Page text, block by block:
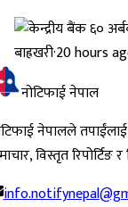
बाह्रखरी·20 hours
नोटिफाई नेपाल
नेपालले
विस्तृत रिपोर्टिङ